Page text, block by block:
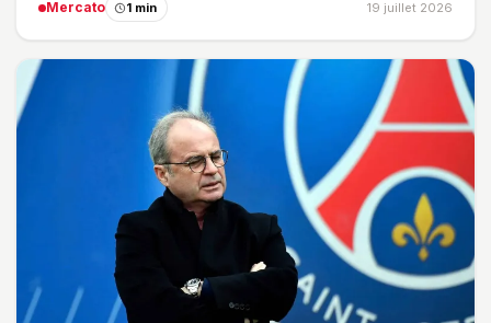
Mercato 1 min 19 juillet 2026